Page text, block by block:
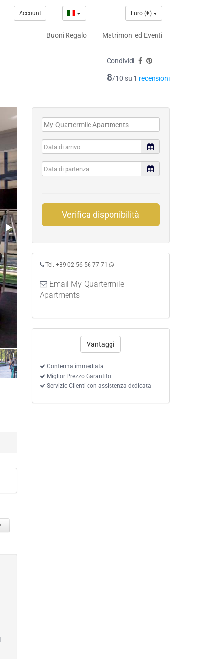
Account Euro (€)
Buoni Regalo Matrimoni ed Eventi
Condividi
8/10 su 1 recensioni
Verifica disponibilità
Tel. +39 02 56 56 77 71
Email My-Quartermile
Apartments
Vantaggi
Conferma immediata
Miglior Prezzo Garantito
Servizio Clienti con assistenza dedicata